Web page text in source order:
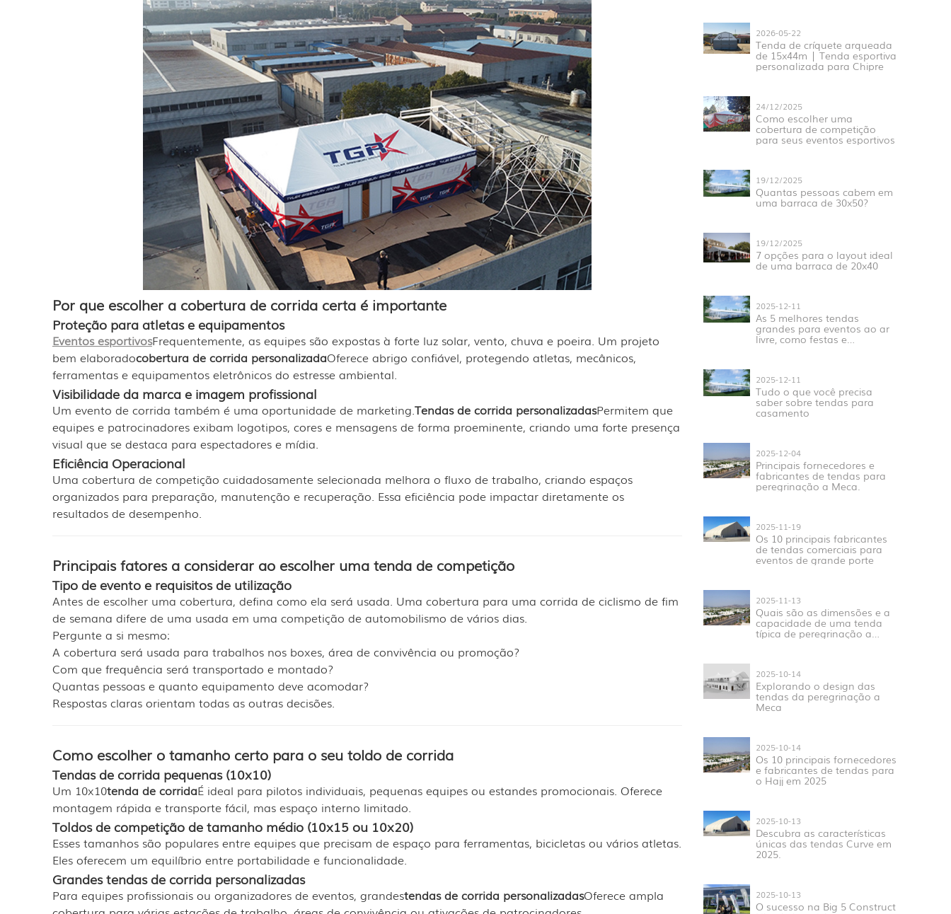
2026-05-22
Tenda de críquete arqueada
de 15x44m | Tenda esportiva
personalizada para Chipre
24/12/2025
Como escolher uma
cobertura de competição
para seus eventos esportivos
19/12/2025
Quantas pessoas cabem em
uma barraca de 30x50?
19/12/2025
7 opções para o layout ideal
de uma barraca de 20x40
2025-12-11
As 5 melhores tendas
grandes para eventos ao ar
livre, como festas e
2025-12-11
Tudo o que você precisa
saber sobre tendas para
casamento
2025-12-04
Principais fornecedores e
fabricantes de tendas para
peregrinação a Meca.
2025-11-19
Os 10 principais fabricantes
de tendas comerciais para
eventos de grande porte
2025-11-13
Quais são as dimensões e a
capacidade de uma tenda
típica de peregrinação a
2025-10-14
Explorando o design das
tendas da peregrinação a
Meca
2025-10-14
Os 10 principais fornecedores
e fabricantes de tendas para
o Hajj em 2025
2025-10-13
Descubra as características
únicas das tendas Curve em
2025.
2025-10-13
O sucesso na Big 5 Construct
Por que escolher a cobertura de corrida certa é importante
Proteção para atletas e equipamentos
Eventos esportivosFrequentemente, as equipes são expostas à forte luz solar, vento, chuva e poeira. Um projeto
bem elaboradocobertura de corrida personalizadaOferece abrigo confiável, protegendo atletas, mecânicos,
ferramentas e equipamentos eletrônicos do estresse ambiental.
Visibilidade da marca e imagem profissional
Um evento de corrida também é uma oportunidade de marketing.Tendas de corrida personalizadasPermitem que
equipes e patrocinadores exibam logotipos, cores e mensagens de forma proeminente, criando uma forte presença
visual que se destaca para espectadores e mídia.
Eficiência Operacional
Uma cobertura de competição cuidadosamente selecionada melhora o fluxo de trabalho, criando espaços
organizados para preparação, manutenção e recuperação. Essa eficiência pode impactar diretamente os
resultados de desempenho.
Principais fatores a considerar ao escolher uma tenda de competição
Tipo de evento e requisitos de utilização
Antes de escolher uma cobertura, defina como ela será usada. Uma cobertura para uma corrida de ciclismo de fim
de semana difere de uma usada em uma competição de automobilismo de vários dias.
Pergunte a si mesmo:
A cobertura será usada para trabalhos nos boxes, área de convivência ou promoção?
Com que frequência será transportado e montado?
Quantas pessoas e quanto equipamento deve acomodar?
Respostas claras orientam todas as outras decisões.
Como escolher o tamanho certo para o seu toldo de corrida
Tendas de corrida pequenas (10x10)
Um 10x10tenda de corridaÉ ideal para pilotos individuais, pequenas equipes ou estandes promocionais. Oferece
montagem rápida e transporte fácil, mas espaço interno limitado.
Toldos de competição de tamanho médio (10x15 ou 10x20)
Esses tamanhos são populares entre equipes que precisam de espaço para ferramentas, bicicletas ou vários atletas.
Eles oferecem um equilíbrio entre portabilidade e funcionalidade.
Grandes tendas de corrida personalizadas
Para equipes profissionais ou organizadores de eventos, grandestendas de corrida personalizadasOferece ampla